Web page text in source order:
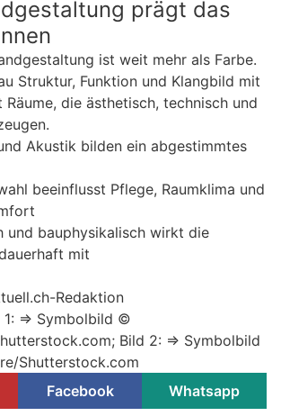
prägt das
ist weit mehr als Farbe.
Struktur, Funktion und Klangbild mit
die ästhetisch, technisch und
Akustik bilden ein abgestimmtes
beeinflusst Pflege, Raumklima und
und bauphysikalisch wirkt die
mit
Redaktion
=> Symbolbild ©
Bild 2: => Symbolbild
Shutterstock.com
Facebook Whatsapp